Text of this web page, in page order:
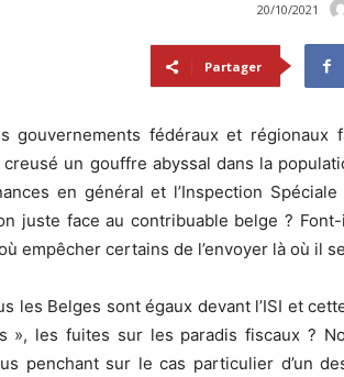
20/10/2021
Partager
gouvernements fédéraux et régionaux
un gouffre abyssal dans la
en général et l’Inspection
juste face au contribuable belge ?
empêcher certains de l’envoyer là où il
les Belges sont égaux devant l’ISI et
», les fuites sur les paradis fiscaux ?
penchant sur le cas particulier d’un